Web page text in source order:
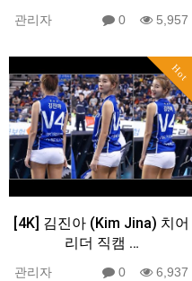
관리자 0 5,957
Hot
[4K] 김진아 (Kim Jina) 치어
리더 직캠 …
관리자 0 6,937